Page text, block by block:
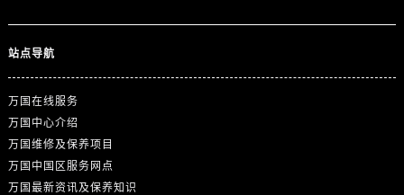
站点导航
万国在线服务
万国中心介绍
万国维修及保养项目
万国中国区服务网点
万国最新资讯及保养知识